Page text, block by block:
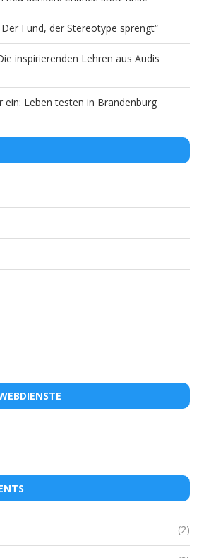
Fund, der Stereotype sprengt“
inspirierenden Lehren aus Audis
ein: Leben testen in Brandenburg
(2)